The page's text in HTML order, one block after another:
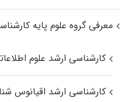
معرفی گروه علوم پایه
کارشناسی ارشد علوم
کارشناسی ارشد اقیانوس‌